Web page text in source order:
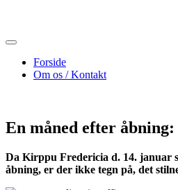
Forside
Om os / Kontakt
En måned efter
Da Kirppu Fredericia d. 14. januar
åbning, er der ikke tegn på, det